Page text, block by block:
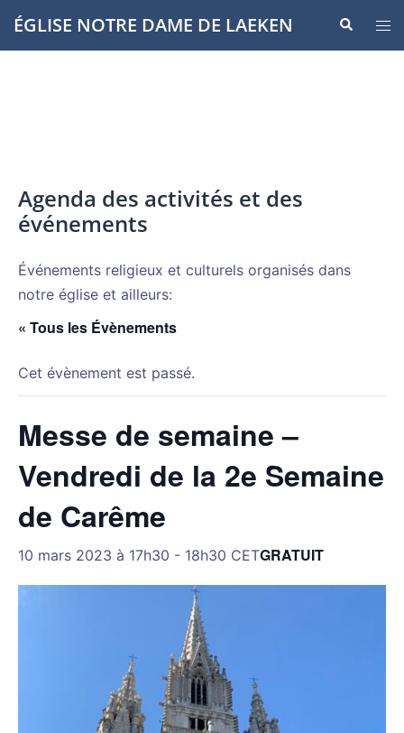
Aller
auÉGLISE NOTRE DAME DE LAEKEN
le
Agenda des activités et des
événements
Événements religieux et culturels organisés dans
notre église et ailleurs:
« Tous les Évènements
Cet évènement est passé.
Messe de semaine –
Vendredi de la 2e Semaine
de Carême
10 mars 2023 à 17h30 - 18h30 CETGRATUIT